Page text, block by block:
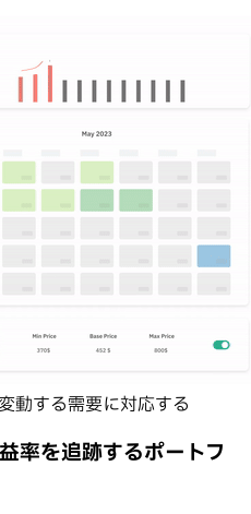
動する需要に対応する
率を追跡するポートフ